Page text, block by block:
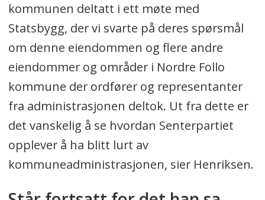
kommunen deltatt i ett møte med
Statsbygg, der vi svarte på deres spørsmål
om denne eiendommen og flere andre
eiendommer og områder i Nordre Follo
kommune der ordfører og representanter
fra administrasjonen deltok. Ut fra dette er
det vanskelig å se hvordan Senterpartiet
opplever å ha blitt lurt av
kommuneadministrasjonen, sier Henriksen.